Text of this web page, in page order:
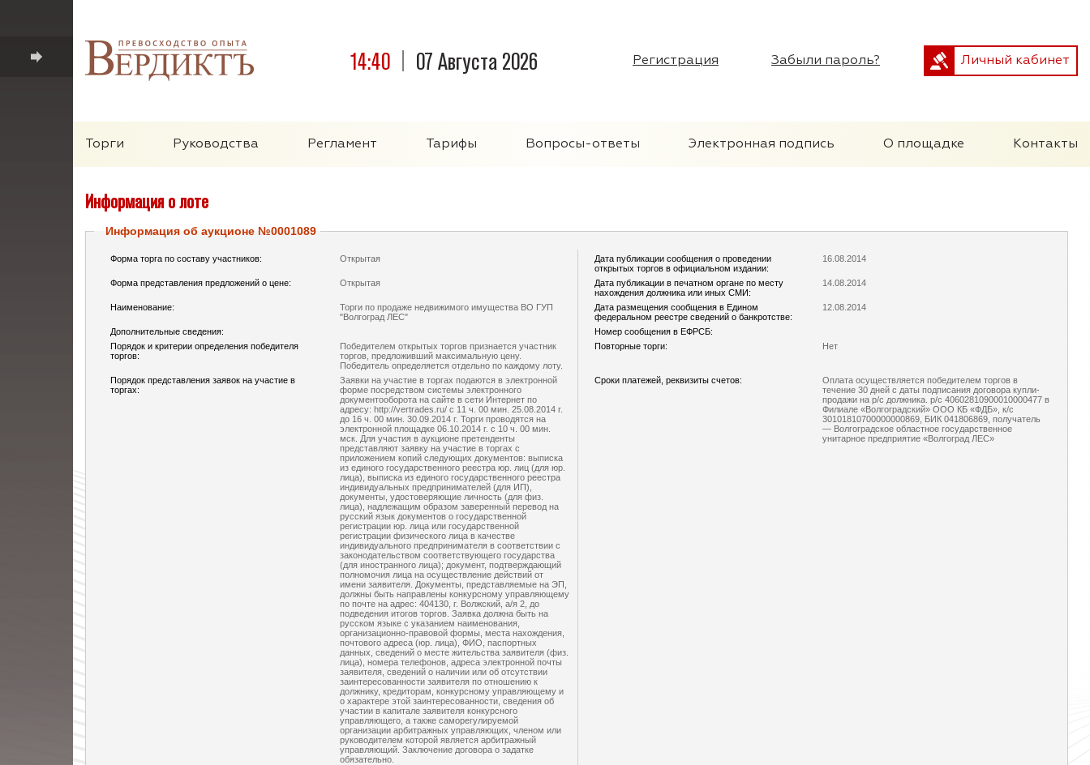
14:40 07 Августа 2026 Регистрация Забыли пароль? Личный кабинет
Торги Руководства Регламент Тарифы Вопросы-ответы Электронная подпись О площадке Контакты
Информация о лоте
Информация об аукционе №0001089
Форма торга по составу участников: Открытая
Дата публикации сообщения о проведении
открытых торгов в официальном издании:
16.08.2014
Форма представления предложений о цене: Открытая
Дата публикации в печатном органе по месту
нахождения должника или иных СМИ:
14.08.2014
Наименование:
Торги по продаже недвижимого имущества ВО ГУП
"Волгоград ЛЕС"
Дата размещения сообщения в Едином
федеральном реестре сведений о банкротстве:
12.08.2014
Дополнительные сведения:
Номер сообщения в ЕФРСБ:
Порядок и критерии определения победителя
торгов:
Победителем открытых торгов признается участник
торгов, предложивший максимальную цену.
Победитель определяется отдельно по каждому лоту.
Повторные торги: Нет
Порядок представления заявок на участие в
торгах:
Заявки на участие в торгах подаются в электронной
форме посредством системы электронного
документооборота на сайте в сети Интернет по
адресу: http://vertrades.ru/ с 11 ч. 00 мин. 25.08.2014 г.
до 16 ч. 00 мин. 30.09.2014 г. Торги проводятся на
электронной площадке 06.10.2014 г. с 10 ч. 00 мин.
мск. Для участия в аукционе претенденты
представляют заявку на участие в торгах с
приложением копий следующих документов: выписка
из единого государственного реестра юр. лиц (для юр.
лица), выписка из единого государственного реестра
индивидуальных предпринимателей (для ИП),
документы, удостоверяющие личность (для физ.
лица), надлежащим образом заверенный перевод на
русский язык документов о государственной
регистрации юр. лица или государственной
регистрации физического лица в качестве
индивидуального предпринимателя в соответствии с
законодательством соответствующего государства
(для иностранного лица); документ, подтверждающий
полномочия лица на осуществление действий от
имени заявителя. Документы, представляемые на ЭП,
должны быть направлены конкурсному управляющему
по почте на адрес: 404130, г. Волжский, а/я 2, до
подведения итогов торгов. Заявка должна быть на
русском языке с указанием наименования,
организационно-правовой формы, места нахождения,
почтового адреса (юр. лица), ФИО, паспортных
данных, сведений о месте жительства заявителя (физ.
лица), номера телефонов, адреса электронной почты
заявителя, сведений о наличии или об отсутствии
заинтересованности заявителя по отношению к
должнику, кредиторам, конкурсному управляющему и
о характере этой заинтересованности, сведения об
участии в капитале заявителя конкурсного
управляющего, а также саморегулируемой
организации арбитражных управляющих, членом или
руководителем которой является арбитражный
управляющий. Заключение договора о задатке
обязательно.
Сроки платежей, реквизиты счетов:
Оплата осуществляется победителем торгов в
течение 30 дней с даты подписания договора купли-
продажи на р/с должника. р/с 40602810900010000477 в
Филиале «Волгоградский» ООО КБ «ФДБ», к/с
30101810700000000869, БИК 041806869, получатель
— Волгоградское областное государственное
унитарное предприятие «Волгоград ЛЕС»